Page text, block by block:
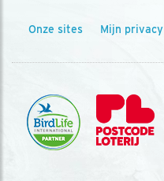
Onze sites Mijn privacy